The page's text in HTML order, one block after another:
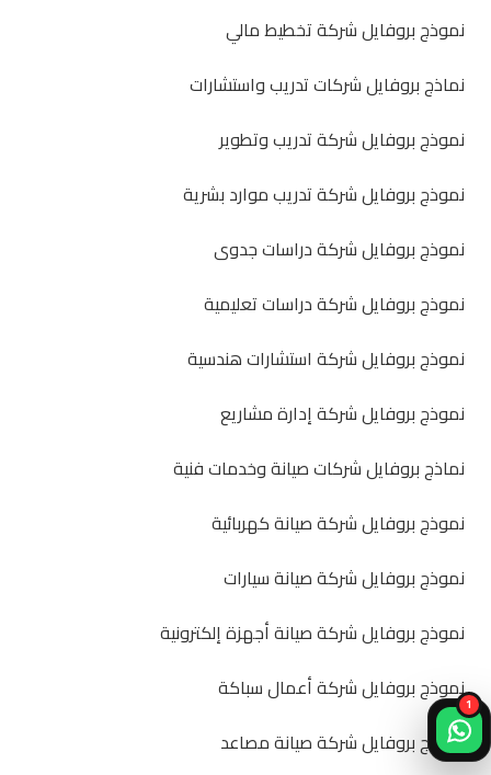
نموذج بروفايل شركة تخطيط مالي
نماذج بروفايل شركات تدريب واستشارات
نموذج بروفايل شركة تدريب وتطوير
نموذج بروفايل شركة تدريب موارد بشرية
نموذج بروفايل شركة دراسات جدوى
نموذج بروفايل شركة دراسات تعليمية
نموذج بروفايل شركة استشارات هندسية
نموذج بروفايل شركة إدارة مشاريع
نماذج بروفايل شركات صيانة وخدمات فنية
نموذج بروفايل شركة صيانة كهربائية
نموذج بروفايل شركة صيانة سيارات
نموذج بروفايل شركة صيانة أجهزة إلكترونية
نموذج بروفايل شركة أعمال سباكة
نموذج بروفايل شركة صيانة مصاعد
1